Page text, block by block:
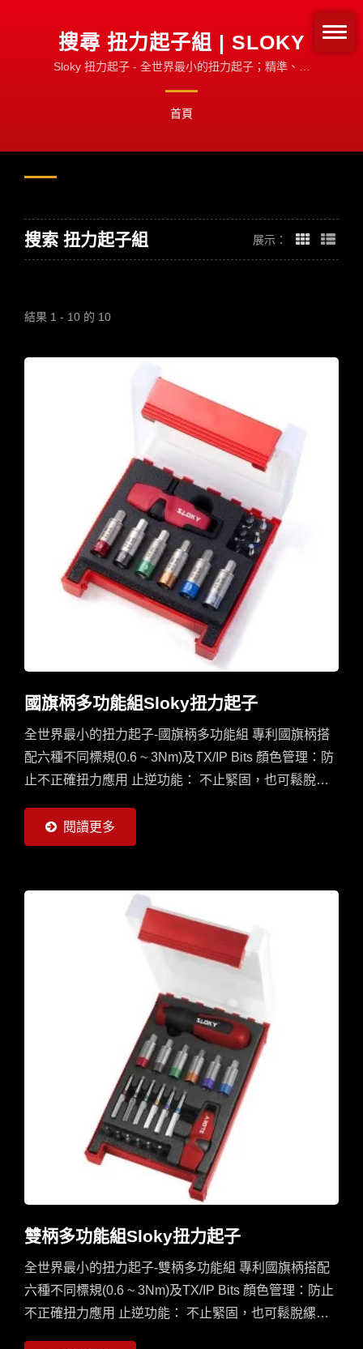
搜尋 扭力起子組 | SLOKY
Sloky 扭力起子 - 全世界最小的扭力起子；精準、快
首頁
搜索 扭力起子組 展示：
結果 1 - 10 的 10
國旗柄多功能組Sloky扭力起子
全世界最小的扭力起子-國旗柄多功能組 專利國旗柄搭
配六種不同標規(0.6 ~ 3Nm)及TX/IP Bits 顏色管理：防
止不正確扭力應用 止逆功能： 不止緊固，也可鬆脫縲
閱讀更多
雙柄多功能組Sloky扭力起子
全世界最小的扭力起子-雙柄多功能組 專利國旗柄搭配
六種不同標規(0.6 ~ 3Nm)及TX/IP Bits 顏色管理：防止
不正確扭力應用 止逆功能： 不止緊固，也可鬆脫縲絲